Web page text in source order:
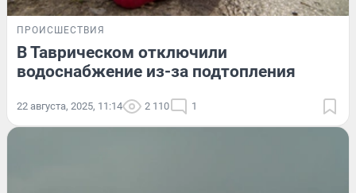
ПРОИСШЕСТВИЯ
В Таврическом отключили
водоснабжение из-за подтопления
22 августа, 2025, 11:14 2 110 1